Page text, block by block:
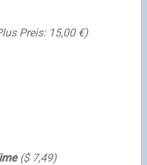
Preis: 15,00 €)
($ 7,49)